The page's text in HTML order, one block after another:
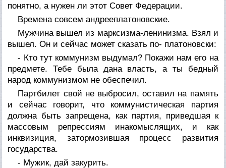
понятно, а нужен ли этот Совет Федерации.
Времена совсем андрееплатоновские.
Мужчина вышел из марксизма-ленинизма. Взял и
вышел. Он и сейчас может сказать по- платоновски:
- Кто тут коммунизм выдумал? Покажи нам его на
предмете. Тебе была дана власть, а ты бедный
народ коммунизмом не обеспечил.
Партбилет свой не выбросил, оставил на память
и сейчас говорит, что коммунистическая партия
должна быть запрещена, как партия, приведшая к
массовым репрессиям инакомыслящих, и как
инквизиция, затормозившая процесс развития
государства.
- Мужик, дай закурить.